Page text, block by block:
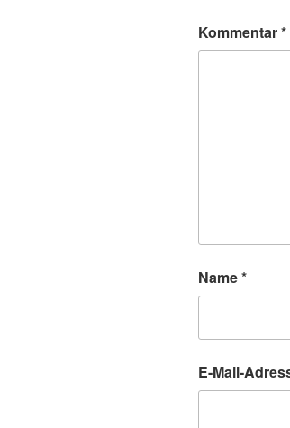
Kommentar*
Name*
E-Mail-